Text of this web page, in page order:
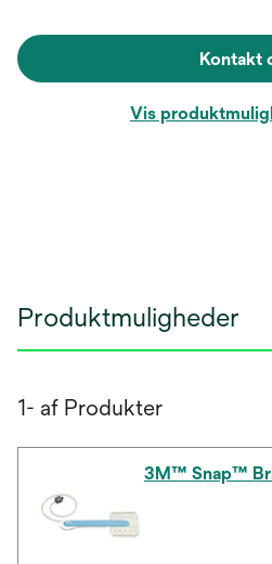
Kontakt
Vis
Produktmuligheder
1- af Produkter
3M™ Snap™